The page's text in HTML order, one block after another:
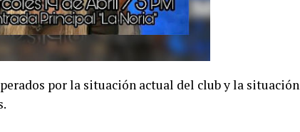
por la situación actual del club y la situación